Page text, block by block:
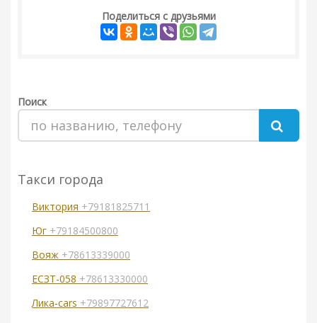
Поделиться с друзьями
Поиск
Такси города
Виктория +79181825711
Юг +79184500800
Вояж +78613339000
ЕСЗТ-058 +78613330000
Лика-cars +79897727612